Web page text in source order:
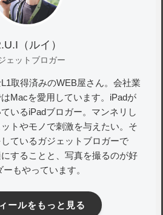
（ルイ）
ェットブロガー
取得済みのWEB屋さん。会社業
Macを愛用しています。iPadが
いるiPadブロガー。マンネリし
トやモノで刺激を与えたい。そ
ているガジェットブロガーで
することと、写真を撮るのが好
もやっています。
ールをもっと見る